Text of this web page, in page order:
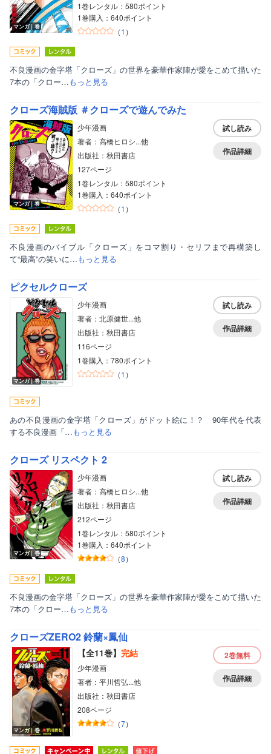
マンガ｜巻
1巻レンタル：580ポイント
1巻購入：640ポイント
（1 ）
不良漫画の金字塔「クローズ」の世界を豪華作家陣が愛をこめて描いた
7本の「クロー…もっと見る
クローズ海賊版 ＃クローズで遊んでみた
マンガ｜巻
少年漫画
著者：高橋ヒロシ...他
出版社：秋田書店
127ページ
1巻レンタル：580ポイント
1巻購入：640ポイント
（1 ）
試し読み
作品詳細
不良漫画のバイブル「クローズ」をコマ割り・セリフまで再構築し
て“最高”の笑いに…もっと見る
ピクセルクローズ
マンガ｜巻
少年漫画
著者：北原健世...他
出版社：秋田書店
116ページ
1巻購入：780ポイント
（1 ）
試し読み
作品詳細
あの不良漫画の金字塔「クローズ」がドット絵に！？ 90年代を代表
する不良漫画「…もっと見る
クローズ リスペクト 2
マンガ｜巻
少年漫画
著者：高橋ヒロシ...他
出版社：秋田書店
212ページ
1巻レンタル：580ポイント
1巻購入：640ポイント
（8）
試し読み
作品詳細
不良漫画の金字塔「クローズ」の世界を豪華作家陣が愛をこめて描いた
7本の「クロー…もっと見る
クローズZERO2 鈴蘭×鳳仙
マンガ｜巻
【全11巻】 完結
少年漫画
著者：平川哲弘...他
出版社：秋田書店
208ページ
（7）
2巻無料
作品詳細